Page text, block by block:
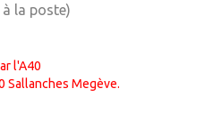
à la poste)
l'A40
Sallanches Megève.